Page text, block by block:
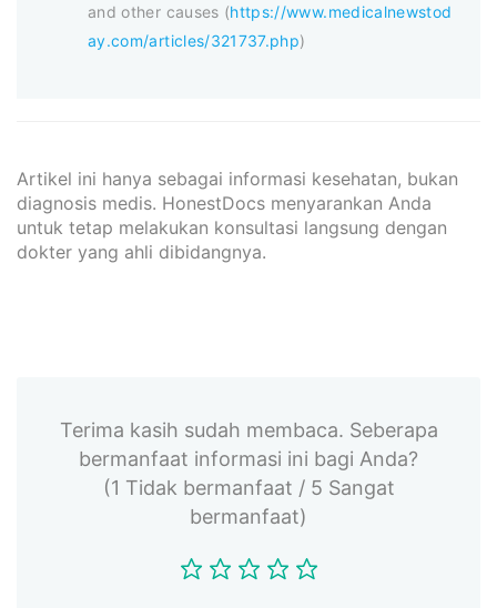
and other causes (https://www.medicalnewstod
ay.com/articles/321737.php)
Artikel ini hanya sebagai informasi kesehatan, bukan
diagnosis medis. HonestDocs menyarankan Anda
untuk tetap melakukan konsultasi langsung dengan
dokter yang ahli dibidangnya.
Terima kasih sudah membaca. Seberapa
bermanfaat informasi ini bagi Anda?
(1 Tidak bermanfaat / 5 Sangat
bermanfaat)